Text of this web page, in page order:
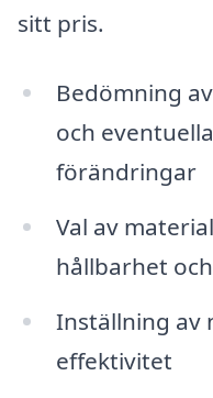
sitt pris.
Bedömning
och
förändringar
Val av
hållbarhet
Inställning av
effektivitet